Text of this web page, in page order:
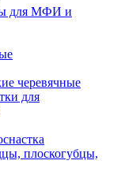
для МФИ и
черевячные
для
плоскогубцы,